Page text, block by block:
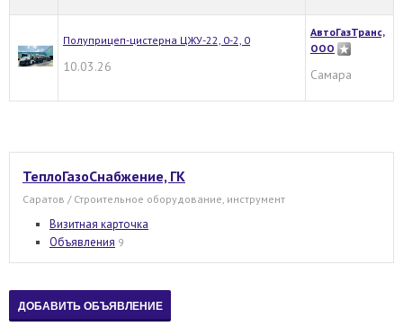
Полуприцеп-цистерна ЦЖУ-22, 0-2, 0
10.03.26
АвтоГазТранс,
ООО
Самара
ТеплоГазоСнабжение, ГК
Саратов / Строительное оборудование, инструмент
Визитная карточка
Объявления 9